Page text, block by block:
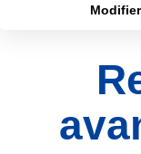
Sélectionnez...
Budget max